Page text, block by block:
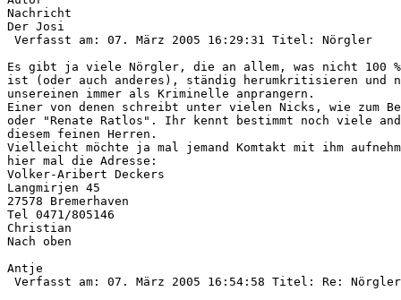
Nachricht
Der Josi
Verfasst am: 07. März 2005 16:29:31 Titel: Nörgler
Es gibt ja viele Nörgler, die an allem, was nicht 100 %
ist (oder auch anderes), ständig herumkritisieren und
unsereinen immer als Kriminelle anprangern.
Einer von denen schreibt unter vielen Nicks, wie zum
oder "Renate Ratlos". Ihr kennt bestimmt noch viele
diesem feinen Herren.
Vielleicht möchte ja mal jemand Komtakt mit ihm
hier mal die Adresse:
Volker-Aribert Deckers
Langmirjen 45
27578 Bremerhaven
Tel 0471/805146
Christian
Nach oben
Antje
Verfasst am: 07. März 2005 16:54:58 Titel: Re: Nörgler